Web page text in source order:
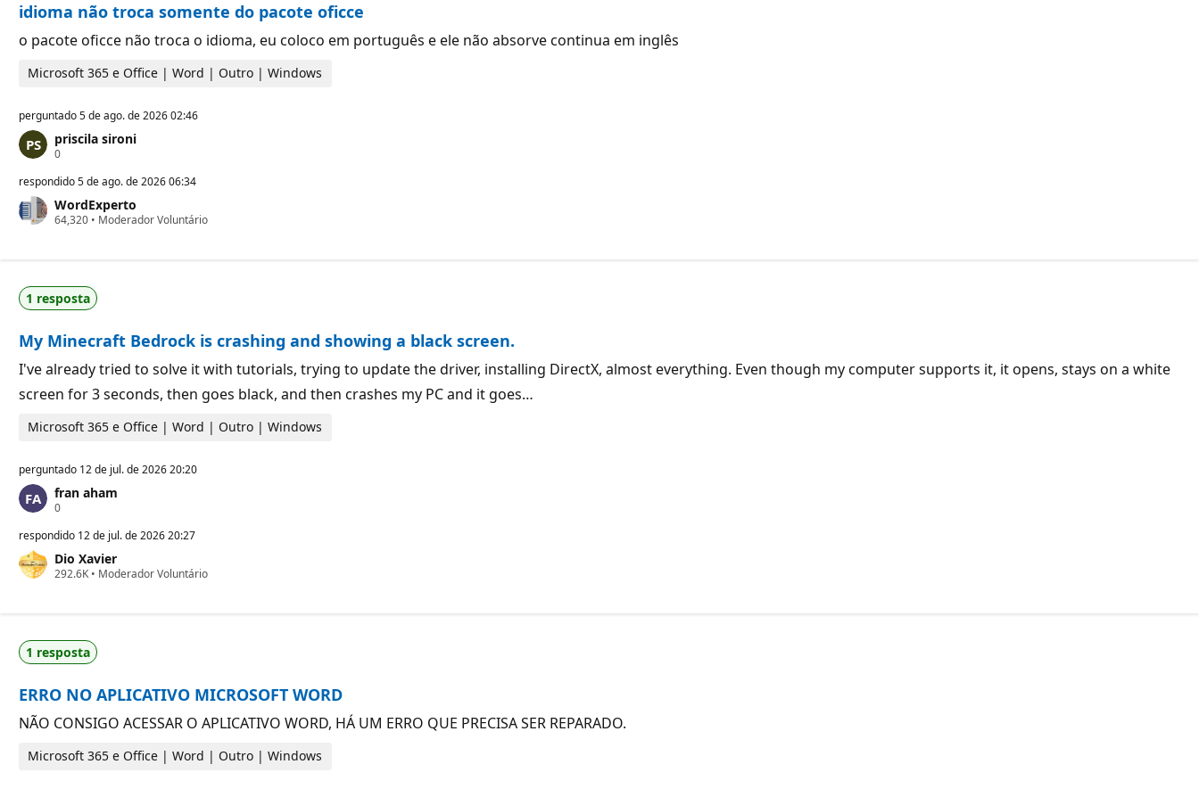
idioma não troca somente do pacote oficce
o pacote oficce não troca o idioma, eu coloco em português e ele não absorve continua em inglês
Microsoft 365 e Office | Word | Outro | Windows
perguntado5 de ago. de 2026 02:46
priscila sironi
0P
n
o
s
p
u
t
ç
o
respondido5 de ago. de 2026 06:34
WordExperto
64,320 P
s
d
e
e
u
t
a
ã
o
• Moderador Voluntário
1 resposta
My Minecraft Bedrock is crashing and showing a black screen.
I've already tried to solve it with tutorials, trying to update the driver, installing DirectX, almost everything. Even though my computer supports it, it opens, stays on a white
screen for 3 seconds, then goes black, and then crashes my PC and it goes…
Microsoft 365 e Office | Word | Outro | Windows
perguntado 12 de jul. de 2026 20:20
fran aham
0P
n
o
s
p
u
t
ç
o
respondido 12 de jul. de 2026 20:27
Dio Xavier
292.6K P
s
d
e
e
u
t
ç
• Moderador Voluntário
1 resposta
ERRO NO APLICATIVO MICROSOFT WORD
NÃO CONSIGO ACESSAR O APLICATIVO WORD, HÁ UM ERRO QUE PRECISA SER REPARADO.
Microsoft 365 e Office | Word | Outro | Windows